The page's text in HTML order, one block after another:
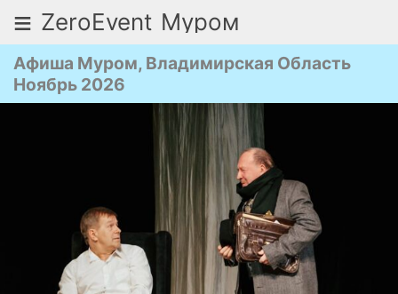
≡ ZeroEvent Муром
Афиша Муром, Владимирская Область
Ноябрь 2026